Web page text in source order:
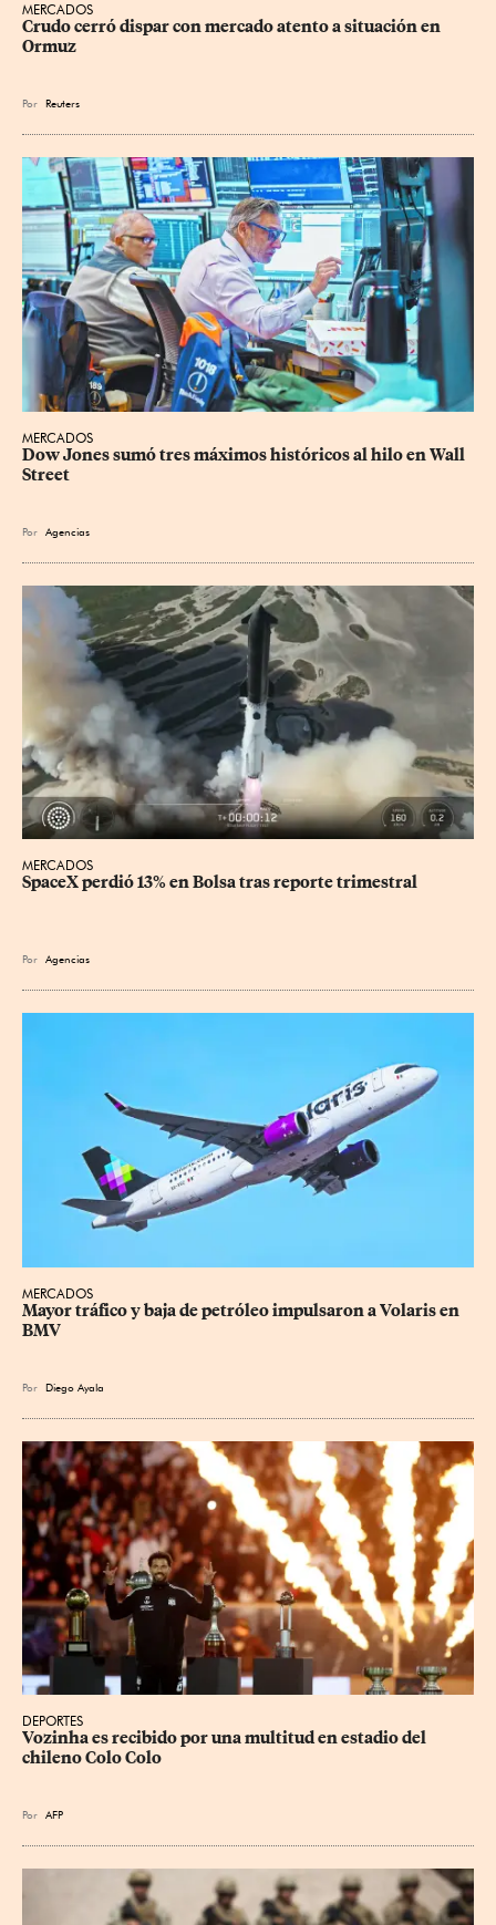
MERCADOS
Crudo cerró dispar con mercado atento a situación en
Ormuz
Por Reuters
MERCADOS
Dow Jones sumó tres máximos históricos al hilo en Wall
Street
Por Agencias
MERCADOS
SpaceX perdió 13% en Bolsa tras reporte trimestral
Por Agencias
MERCADOS
Mayor tráfico y baja de petróleo impulsaron a Volaris en
BMV
Por Diego Ayala
DEPORTES
Vozinha es recibido por una multitud en estadio del
chileno Colo Colo
Por AFP